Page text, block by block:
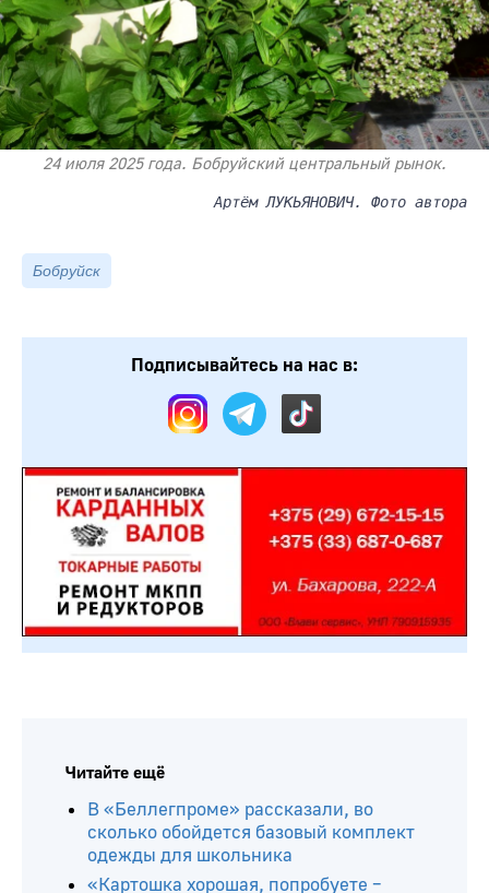
24 июля 2025 года. Бобруйский центральный рынок.
Артём ЛУКЬЯНОВИЧ. Фото автора
Бобруйск
Подписывайтесь на нас в:
Читайте ещё
В «Беллегпроме» рассказали, во
сколько обойдется базовый комплект
одежды для школьника
«Картошка хорошая, попробуете –